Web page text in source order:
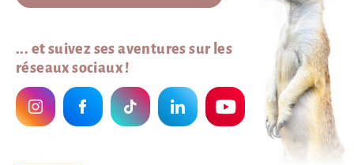
... et suivez ses aventures sur les
réseaux sociaux !